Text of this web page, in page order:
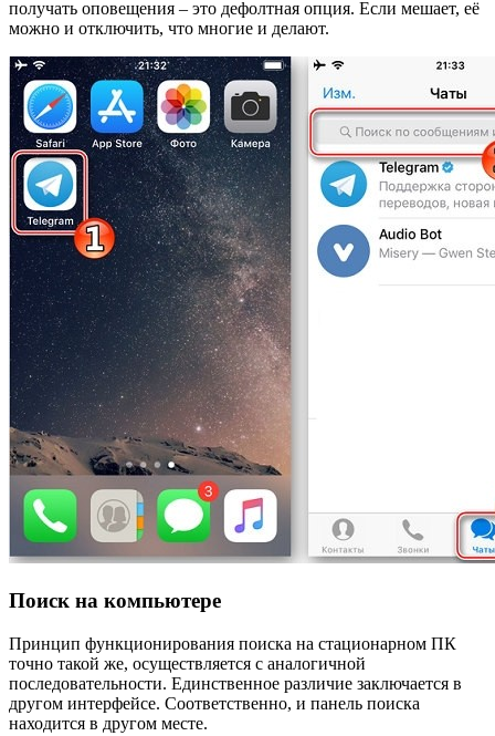
получать оповещения – это дефолтная опция. Если мешает, её
можно и отключить, что многие и делают.
Поиск на компьютере
Принцип функционирования поиска на стационарном ПК
точно такой же, осуществляется с аналогичной
последовательности. Единственное различие заключается в
другом интерфейсе. Соответственно, и панель поиска
находится в другом месте.